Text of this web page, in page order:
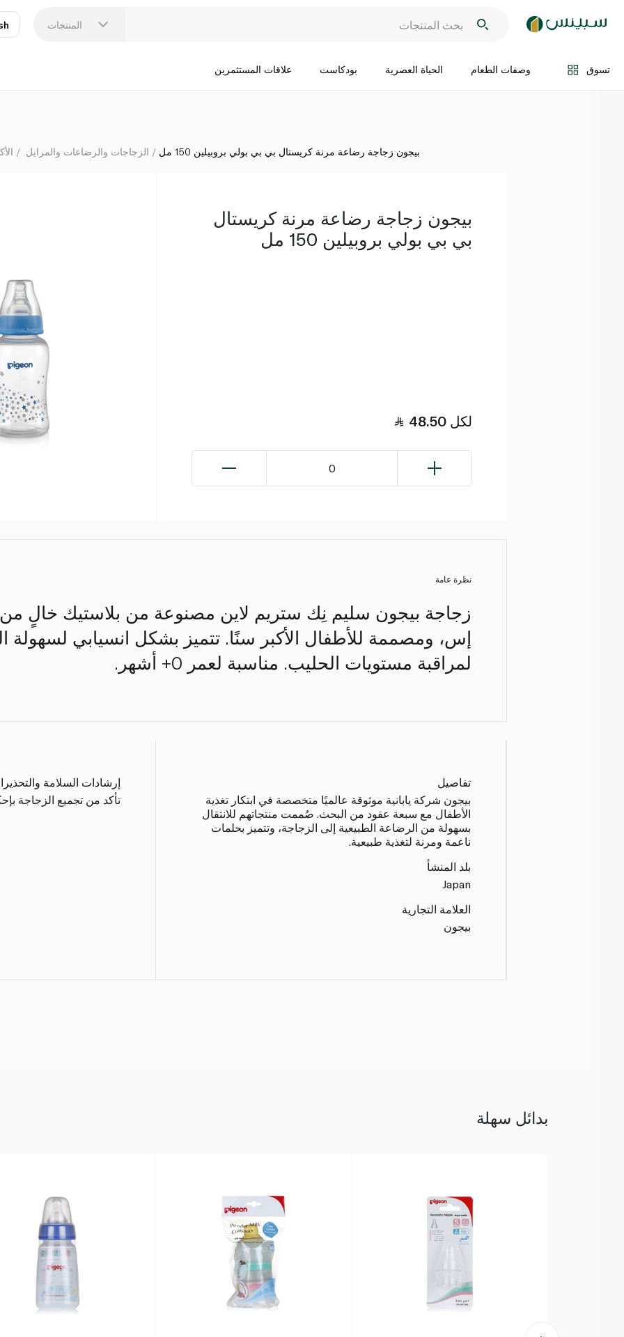
المنتجات
تسوق وصفات الطعام الحياة العصرية بودكاست علاقات المستثمرين
اضف الى السلة
الزجاجات والرضاعات والمرايل بيجون زجاجة رضاعة مرنة كريستال بي بي بولي بروبيلين 150 مل
بيجون زجاجة رضاعة مرنة كريستال
بي بي بولي بروبيلين 150 مل
48.50 لكل
0
نظرة عامة
زجاجة بيجون سليم نِك ستريم لاين مصنوعة من بلاستيك خالٍ
إس، ومصممة للأطفال الأكبر سنًا. تتميز بشكل انسيابي
لمراقبة مستويات الحليب. مناسبة لعمر 0+ أشهر.
تفاصيل
بيجون شركة يابانية موثوقة عالميًا متخصصة في ابتكار تغذية
الأطفال مع سبعة عقود من البحث. صُممت منتجاتهم للانتقال
بسهولة من الرضاعة الطبيعية إلى الزجاجة، وتتميز بحلمات
ناعمة ومرنة لتغذية طبيعية.
بلد المنشأ
Japan
العلامة التجارية
بيجون
إرشادات السلامة
تأكد من تجميع الزجاجة
بدائل سهلة